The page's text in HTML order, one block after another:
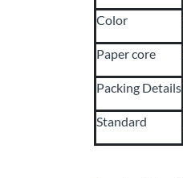
Color
Paper core
Packing Details
Standard